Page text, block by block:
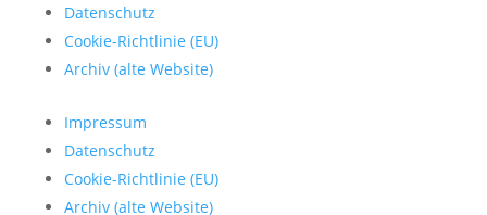
Datenschutz
Cookie-Richtlinie (EU)
Archiv (alte Website)
Impressum
Datenschutz
Cookie-Richtlinie (EU)
Archiv (alte Website)